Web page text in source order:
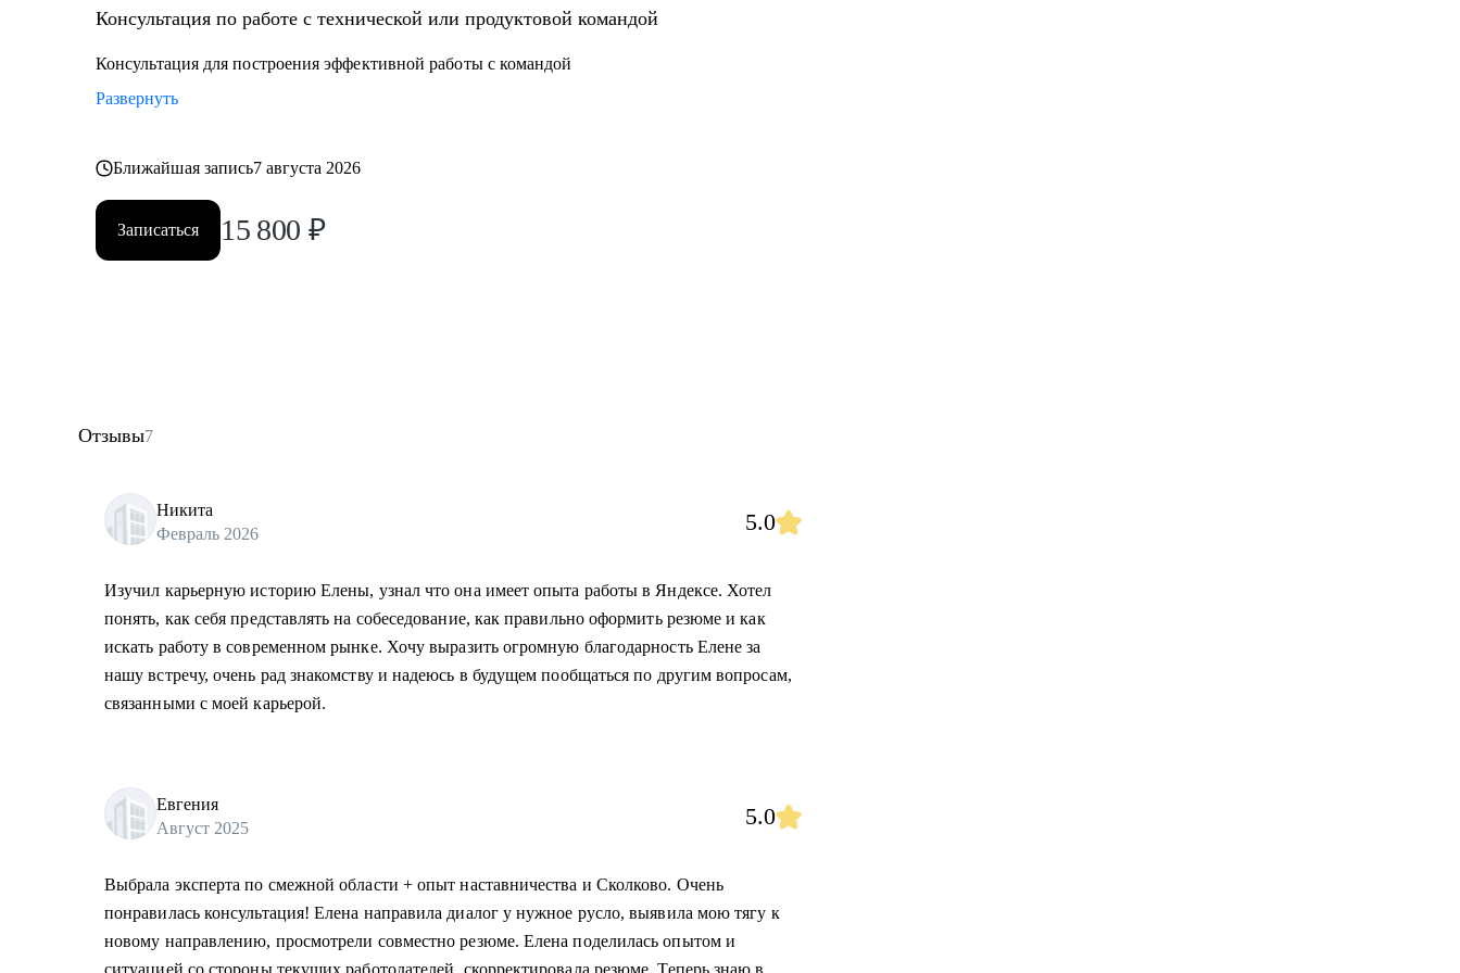
Консультация по работе с технической или продуктовой командой
Консультация для построения эффективной работы с командой
Развернуть
Ближайшая запись7 августа 2026
Записаться 15 800 ₽
Отзывы7
Никита
Февраль 2026
5.0
Изучил карьерную историю Елены, узнал что она имеет опыта работы в Яндексе. Хотел
понять, как себя представлять на собеседование, как правильно оформить резюме и как
искать работу в современном рынке. Хочу выразить огромную благодарность Елене за
нашу встречу, очень рад знакомству и надеюсь в будущем пообщаться по другим вопросам,
связанными с моей карьерой.
Евгения
Август 2025
5.0
Выбрала эксперта по смежной области + опыт наставничества и Сколково. Очень
понравилась консультация! Елена направила диалог у нужное русло, выявила мою тягу к
новому направлению, просмотрели совместно резюме. Елена поделилась опытом и
ситуацией со стороны текущих работодателей, скорректировала резюме. Теперь знаю в